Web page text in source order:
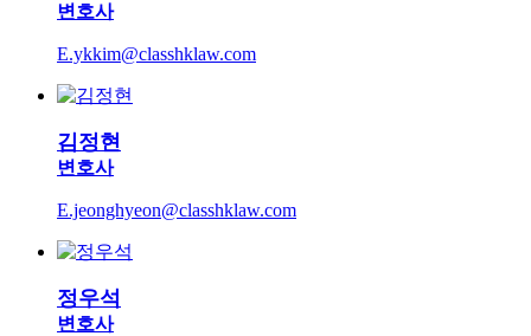
변호사
E.ykkim@classhklaw.com
김정현
변호사
E.jeonghyeon@classhklaw.com
정우석
변호사